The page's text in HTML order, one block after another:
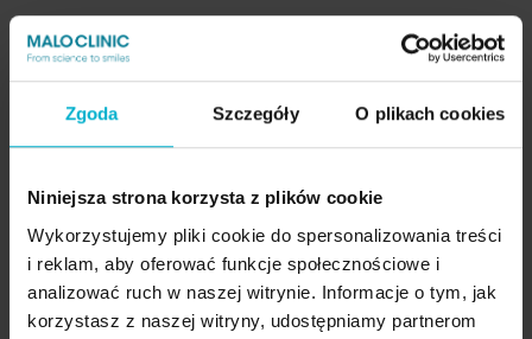
Zgoda Szczegóły O plikach cookies
Niniejsza strona korzysta z plików cookie
Wykorzystujemy pliki cookie do spersonalizowania treści
i reklam, aby oferować funkcje społecznościowe i
analizować ruch w naszej witrynie. Informacje o tym, jak
korzystasz z naszej witryny, udostępniamy partnerom
Metamorfozy
lipiec 2026
Metamorfoza Uśmiechu Pani Lidii w Malo
kwiecień 2026
Historia Pani Jolanty – nowy uśmiech, nowa
pewność siebie
marzec 2026